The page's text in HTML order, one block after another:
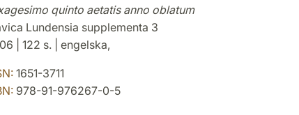
quinto aetatis anno oblatum
Lundensia supplementa 3
| 122 s. | engelska,
1651-3711
978-91-976267-0-5